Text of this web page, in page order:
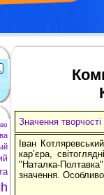
Значення
Іван
кар’єра,
"Наталка-
значення.